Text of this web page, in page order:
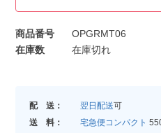
商品番号
OPGRMT06
在庫数
在庫切れ
配 送： 翌日配送可
送 料：
宅急便コンパクト